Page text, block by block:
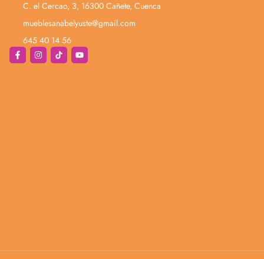
C. el Cercao, 3, 16300 Cañete, Cuenca
mueblesanabelyuste@gmail.com
645 40 14 56